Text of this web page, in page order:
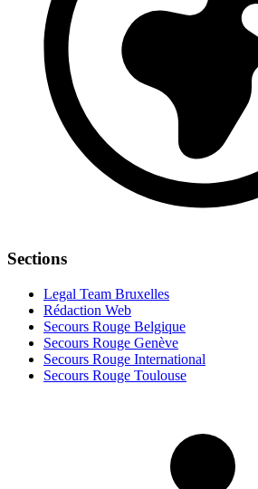
Sections
Legal Team Bruxelles
Rédaction Web
Secours Rouge Belgique
Secours Rouge Genève
Secours Rouge International
Secours Rouge Toulouse